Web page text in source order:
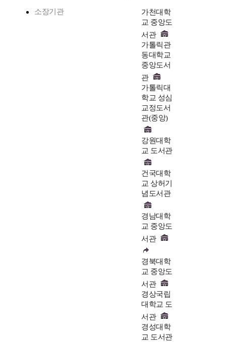
소장기관
가천대학
교 중앙도
서관
가톨릭관
동대학교
중앙도서
관
가톨릭대
학교 성심
교정도서
관(중앙)
강원대학
교 도서관
건국대학
교 상허기
념도서관
경남대학
교 중앙도
서관
경북대학
교 중앙도
서관
경상국립
대학교 도
서관
경성대학
교 도서관